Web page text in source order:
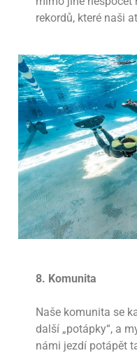
rekordů, které naši
8. Komunita
Naše komunita se
další „potápky“, a
námi jezdí potápět